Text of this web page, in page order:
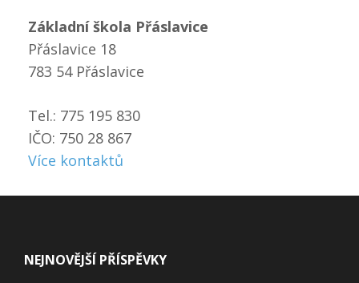
Základní škola Přáslavice
Přáslavice 18
783 54 Přáslavice
Tel.: 775 195 830
IČO: 750 28 867
Více kontaktů
NEJNOVĚJŠÍ PŘÍSPĚVKY